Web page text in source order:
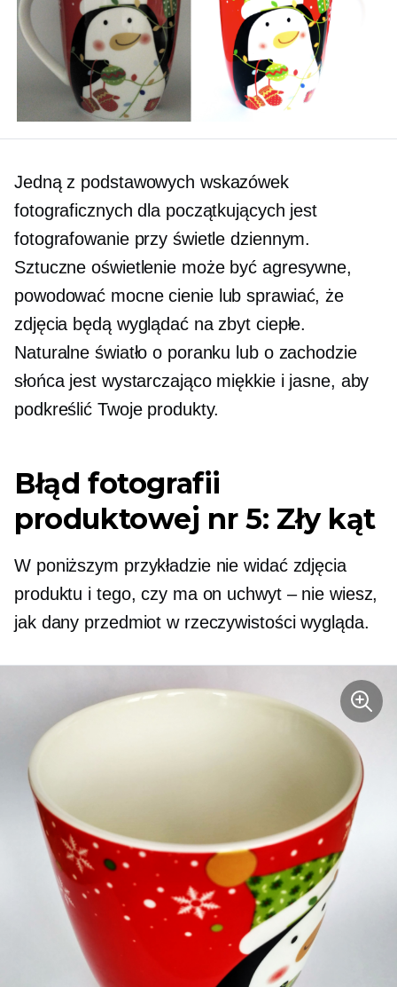
Jedną z podstawowych wskazówek
fotograficznych dla początkujących jest
fotografowanie przy świetle dziennym.
Sztuczne oświetlenie może być agresywne,
powodować mocne cienie lub sprawiać, że
zdjęcia będą wyglądać na zbyt ciepłe.
Naturalne światło o poranku lub o zachodzie
słońca jest wystarczająco miękkie i jasne, aby
podkreślić Twoje produkty.
Błąd fotografii
produktowej nr 5: Zły kąt
W poniższym przykładzie nie widać zdjęcia
produktu i tego, czy ma on uchwyt – nie wiesz,
jak dany przedmiot w rzeczywistości wygląda.